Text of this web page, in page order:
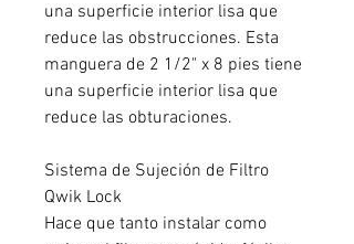
una superficie interior lisa que
reduce las obstrucciones. Esta
manguera de 2 1/2" x 8 pies tiene
una superficie interior lisa que
reduce las obturaciones.
Sistema de Sujeción de Filtro
Qwik Lock
Hace que tanto instalar como